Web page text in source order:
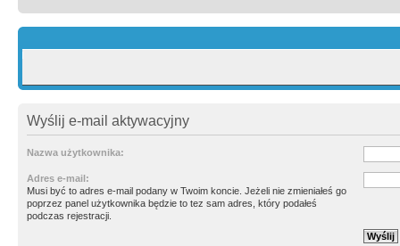
Wyślij e-mail aktywacyjny
Nazwa użytkownika:
Adres e-mail:
Musi być to adres e-mail podany w Twoim koncie. Jeżeli nie zmieniałeś go
poprzez panel użytkownika będzie to tez sam adres, który podałeś
podczas rejestracji.